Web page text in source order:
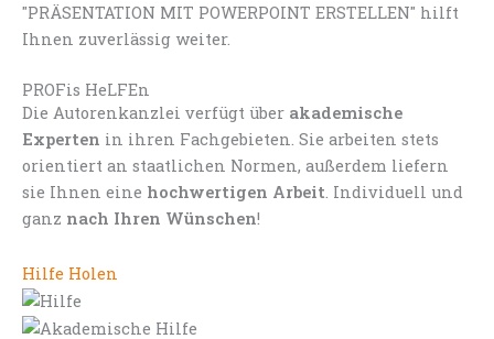
"PRÄSENTATION MIT POWERPOINT ERSTELLEN" hilft
Ihnen zuverlässig weiter.
PROFis HeLFEn
Die Autorenkanzlei verfügt über akademische
Experten in ihren Fachgebieten. Sie arbeiten stets
orientiert an staatlichen Normen, außerdem liefern
sie Ihnen eine hochwertigen Arbeit. Individuell und
ganz nach Ihren Wünschen!
Hilfe Holen